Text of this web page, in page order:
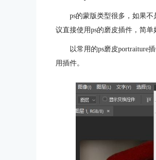
ps的蒙版类型很多，如果
议直接使用ps的磨皮插件，简单
以常用的ps磨皮portraiture
用插件。